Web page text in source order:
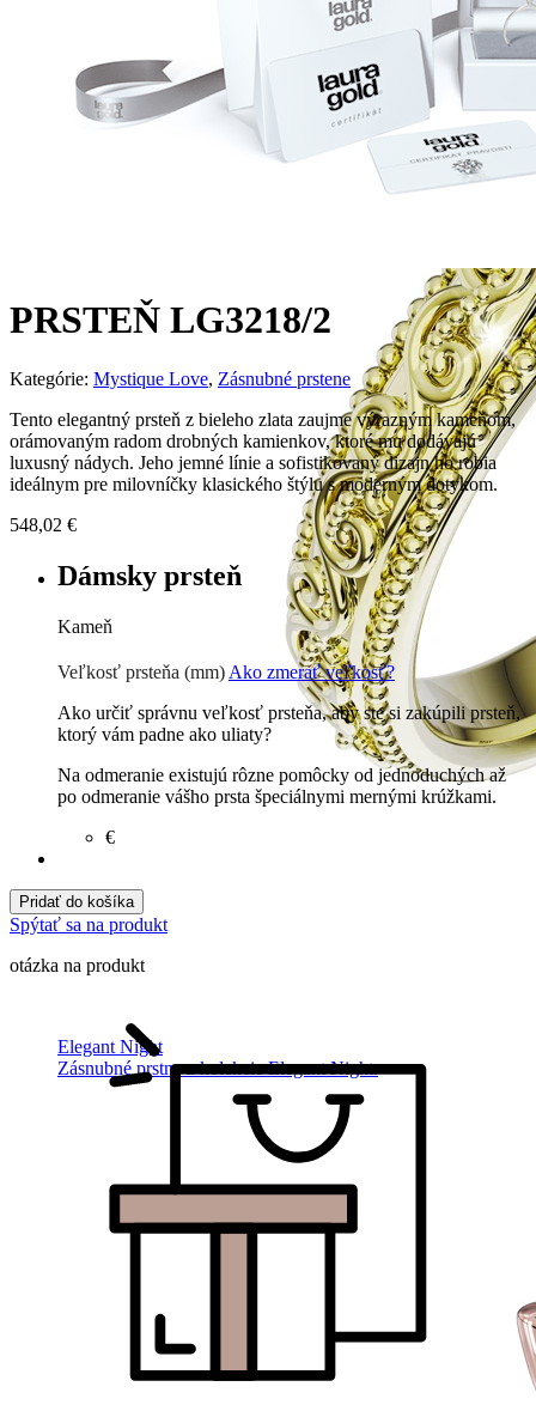
Elegant Night
Zásnubné prstne z kolekcie Elegant Night.
PRSTEŇ LG3218/2
Kategórie: Mystique Love, Zásnubné prstene
Tento elegantný prsteň z bieleho zlata zaujme výrazným kameňom,
orámovaným radom drobných kamienkov, ktoré mu dodávajú
luxusný nádych. Jeho jemné línie a sofistikovaný dizajn ho robia
ideálnym pre milovníčky klasického štýlu s moderným dotykom.
548,02 €
Dámsky prsteň
Kameň
Prírodné kamene
Veľkosť prsteňa (mm) Ako zmerať veľkosť?
Ako určiť správnu veľkosť prsteňa, aby ste si zakúpili prsteň,
ktorý vám padne ako uliaty?
Na odmeranie existujú rôzne pomôcky od jednoduchých až
po odmeranie vášho prsta špeciálnymi mernými krúžkami.
€
Pridať do košíka
Spýtať sa na produkt
otázka na produkt